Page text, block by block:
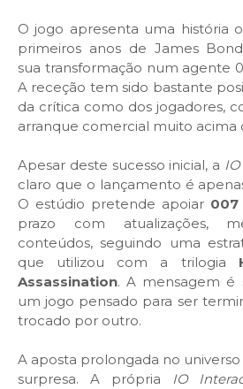
O jogo apresenta uma história
primeiros anos de James
sua transformação num agente
A receção tem sido bastante
da crítica como dos jogadores,
arranque comercial muito acima
Apesar deste sucesso inicial, a
claro que o lançamento é
O estúdio pretende apoiar 007
prazo com atualizações,
conteúdos, seguindo uma
que utilizou com a trilogia
Assassination. A mensagem é
um jogo pensado para ser
trocado por outro.
A aposta prolongada no
surpresa. A própria IO